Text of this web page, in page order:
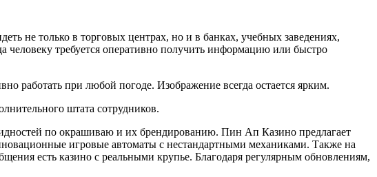
не только в торговых центрах, но и в банках, учебных заведениях,
требуется оперативно получить информацию или быстро
работать при любой погоде. Изображение всегда остается ярким.
штата сотрудников.
по окрашиваю и их брендированию. Пин Ап Казино предлагает
игровые автоматы с нестандартными механиками. Также на
есть казино с реальными крупье. Благодаря регулярным обновлениям,